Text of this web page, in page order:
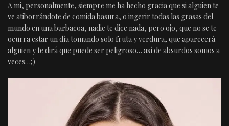
A mi, personalmente, siempre me ha hecho gracia que si alguien te
ve atiborrándote de comida basura, o ingerir todas las grasas del
mundo en una barbacoa, nadie te dice nada, pero ojo, que no se te
ocurra estar un día tomando solo fruta y verdura, que aparecerá
alguien y te dirá que puede ser peligroso… así de absurdos somos a
veces…;)